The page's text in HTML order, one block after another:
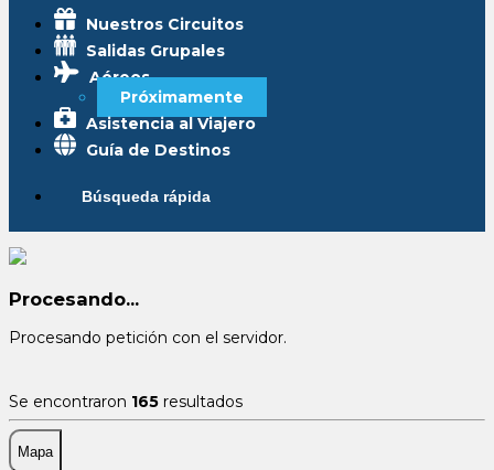
Nuestros Circuitos
Salidas Grupales
Aéreos
Próximamente
Asistencia al Viajero
Guía de Destinos
Búsqueda rápida
Procesando...
Procesando petición con el servidor.
Se encontraron 165 resultados
Mapa